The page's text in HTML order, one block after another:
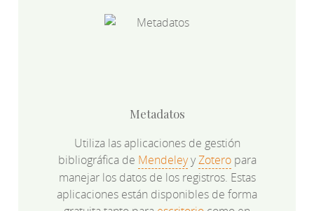
Metadatos
Utiliza las aplicaciones de gestión
bibliográfica de MendeleyyZoteropara
manejar los datos de los registros. Estas
aplicaciones están disponibles de forma